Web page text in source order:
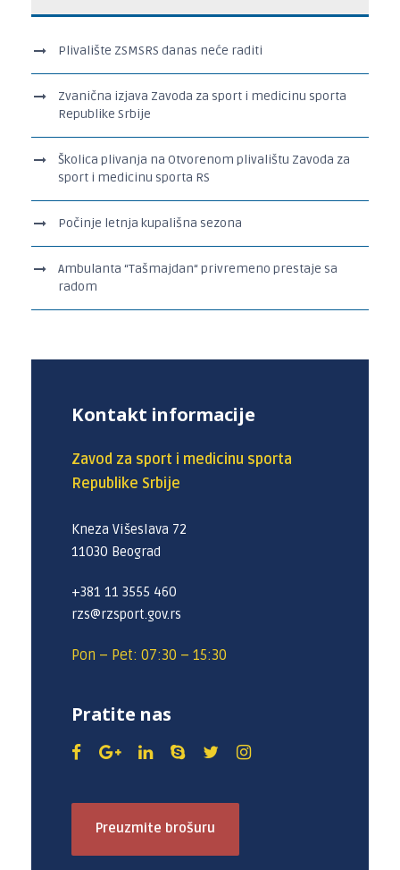
Plivalište ZSMSRS danas neće raditi
Zvanična izjava Zavoda za sport i medicinu sporta
Republike Srbije
Školica plivanja na Otvorenom plivalištu Zavoda za
sport i medicinu sporta RS
Počinje letnja kupališna sezona
Ambulanta “Tašmajdan“ privremeno prestaje sa
radom
Kontakt informacije
Zavod za sport i medicinu sporta
Republike Srbije
Kneza Višeslava 72
11030 Beograd
+381 11 3555 460
rzs@rzsport.gov.rs
Pon – Pet: 07:30 – 15:30
Pratite nas
Preuzmite brošuru